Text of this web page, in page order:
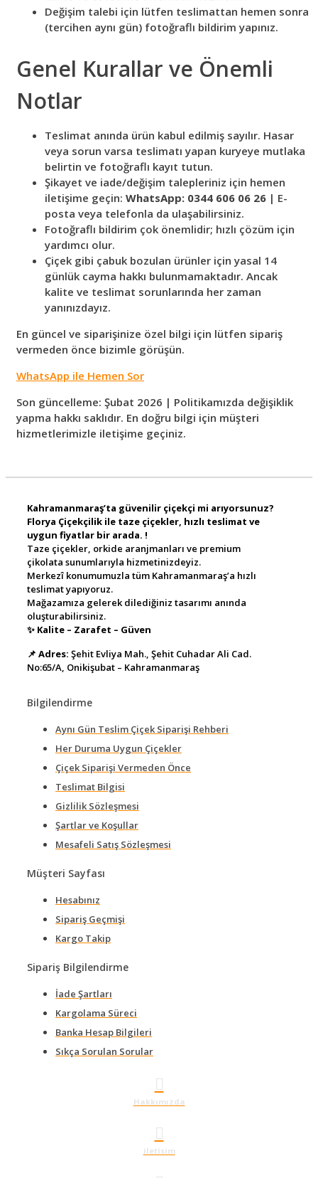
Değişim talebi için lütfen teslimattan hemen sonra
(tercihen aynı gün) fotoğraflı bildirim yapınız.
Genel Kurallar ve Önemli
Notlar
Teslimat anında ürün kabul edilmiş sayılır. Hasar
veya sorun varsa teslimatı yapan kuryeye mutlaka
belirtin ve fotoğraflı kayıt tutun.
Şikayet ve iade/değişim talepleriniz için hemen
iletişime geçin: WhatsApp: 0344 606 06 26 | E-
posta veya telefonla da ulaşabilirsiniz.
Fotoğraflı bildirim çok önemlidir; hızlı çözüm için
yardımcı olur.
Çiçek gibi çabuk bozulan ürünler için yasal 14
günlük cayma hakkı bulunmamaktadır. Ancak
kalite ve teslimat sorunlarında her zaman
yanınızdayız.
En güncel ve siparişinize özel bilgi için lütfen sipariş
vermeden önce bizimle görüşün.
WhatsApp ile Hemen Sor
Son güncelleme: Şubat 2026 | Politikamızda değişiklik
yapma hakkı saklıdır. En doğru bilgi için müşteri
hizmetlerimizle iletişime geçiniz.
Kahramanmaraş’ta güvenilir çiçekçi mi arıyorsunuz?
Florya Çiçekçilik ile taze çiçekler, hızlı teslimat ve
uygun fiyatlar bir arada. !
Taze çiçekler, orkide aranjmanları ve premium
çikolata sunumlarıyla hizmetinizdeyiz.
Merkezî konumumuzla tüm Kahramanmaraş’a hızlı
teslimat yapıyoruz.
Mağazamıza gelerek dilediğiniz tasarımı anında
oluşturabilirsiniz.
✨ Kalite – Zarafet – Güven
📌 Adres: Şehit Evliya Mah., Şehit Cuhadar Ali Cad.
No:65/A, Onikişubat – Kahramanmaraş
Bilgilendirme
Aynı Gün Teslim Çiçek Siparişi Rehberi
Her Duruma Uygun Çiçekler
Çiçek Siparişi Vermeden Önce
Teslimat Bilgisi
Gizlilik Sözleşmesi
Şartlar ve Koşullar
Mesafeli Satış Sözleşmesi
Müşteri Sayfası
Hesabınız
Sipariş Geçmişi
Kargo Takip
Sipariş Bilgilendirme
İade Şartları
Kargolama Süreci
Banka Hesap Bilgileri
Sıkça Sorulan Sorular
Hakkımızda
iletisim